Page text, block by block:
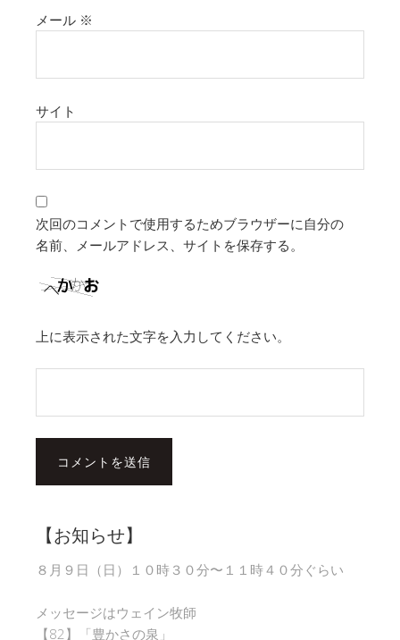
メール ※
サイト
次回のコメントで使用するためブラウザーに自分の
名前、メールアドレス、サイトを保存する。
上に表示された文字を入力してください。
【お知らせ】
８月９日（日）１０時３０分〜１１時４０分ぐらい
メッセージはウェイン牧師
【82】「豊かさの泉」